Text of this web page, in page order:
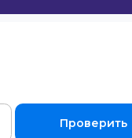
Проверить